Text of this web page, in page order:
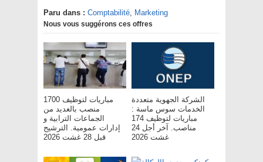
Paru dans : Comptabilité Marketing
Nous vous suggérons ces offres
مباريات لتوظيف 1700
منصب بالعديد من
الجماعات الترابية و
إدارات عمومية. الترشيح
قبل 28 غشت 2026
الشركة الجهوية متعددة
الخدمات سوس ماسة :
مباريات لتوظيف 174
مناصب. آخر أجل 24
غشت 2026